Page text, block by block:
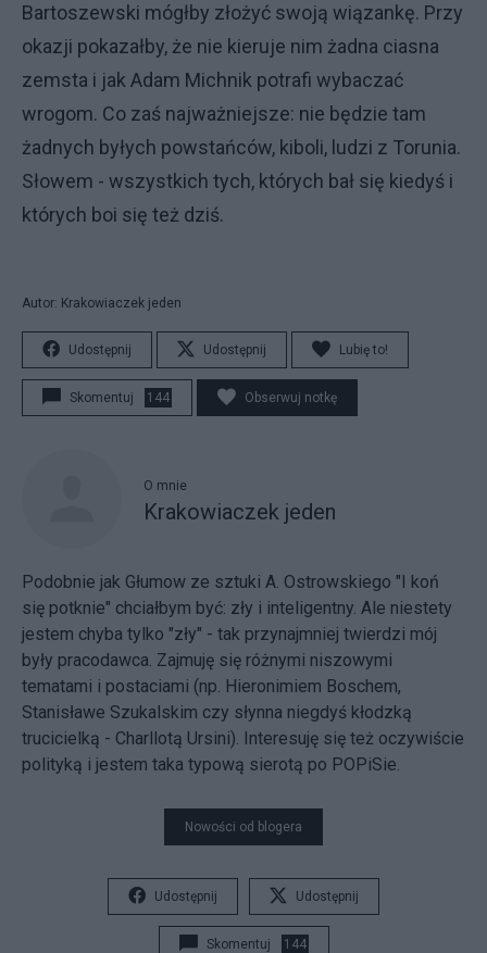
Bartoszewski mógłby złożyć swoją wiązankę. Przy
okazji pokazałby, że nie kieruje nim żadna ciasna
zemsta i jak Adam Michnik potrafi wybaczać
wrogom. Co zaś najważniejsze: nie będzie tam
żadnych byłych powstańców, kiboli, ludzi z Torunia.
Słowem - wszystkich tych, których bał się kiedyś i
których boi się też dziś.
Autor: Krakowiaczek jeden
Udostępnij Udostępnij Lubię to!
Skomentuj 144 Obserwuj notkę
O mnie
Krakowiaczek jeden
Podobnie jak Głumow ze sztuki A. Ostrowskiego "I koń
się potknie" chciałbym być: zły i inteligentny. Ale niestety
jestem chyba tylko "zły" - tak przynajmniej twierdzi mój
były pracodawca. Zajmuję się różnymi niszowymi
tematami i postaciami (np. Hieronimiem Boschem,
Stanisławe Szukalskim czy słynna niegdyś kłodzką
trucicielką - Charllotą Ursini). Interesuję się też oczywiście
polityką i jestem taka typową sierotą po POPiSie.
Nowości od blogera
Udostępnij Udostępnij
Skomentuj 144